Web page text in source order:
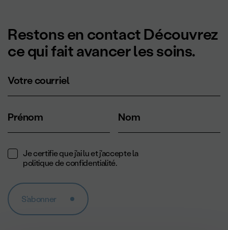
Restons en contact Découvrez
ce qui fait avancer les soins.
Votre courriel
Prénom Nom
Je certifie que j'ai lu et j'accepte la
politique de confidentialité.
S'abonner